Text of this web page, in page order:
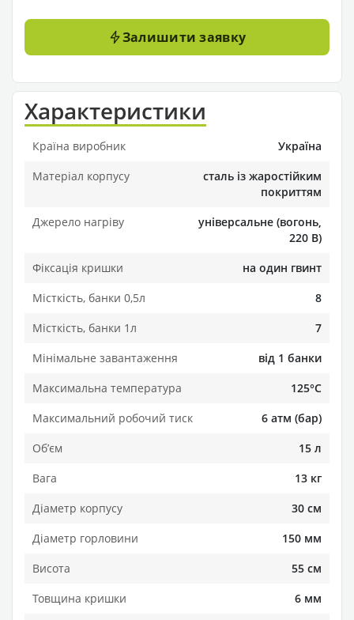
Залишити заявку
Характеристики
Країна виробник
Україна
Матеріал корпусу
сталь із жаростійким
покриттям
Джерело нагріву
універсальне (вогонь,
220 В)
Фіксація кришки
на один гвинт
Місткість, банки 0,5л
8
Місткість, банки 1л
7
Мінімальне завантаження
від 1 банки
Максимальна температура
125°C
Максимальний робочий тиск
6 атм (бар)
Обʼєм
15 л
Вага
13 кг
Діаметр корпусу
30 см
Діаметр горловини
150 мм
Висота
55 см
Товщина кришки
6 мм